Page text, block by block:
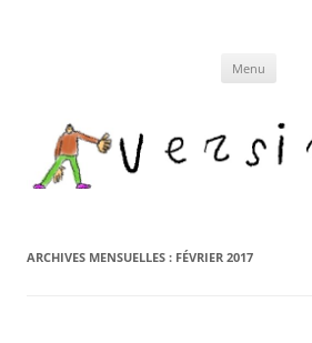
Menu
ARCHIVES MENSUELLES : FÉVRIER 2017